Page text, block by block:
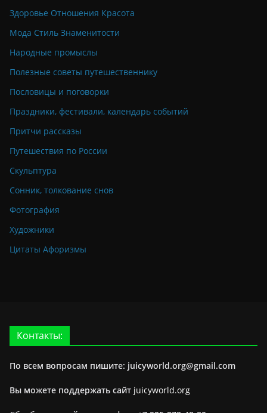
Здоровье Отношения Красота
Мода Стиль Знаменитости
Народные промыслы
Полезные советы путешественнику
Пословицы и поговорки
Праздники, фестивали, календарь событий
Притчи рассказы
Путешествия по России
Скульптура
Сонник, толкование снов
Фотография
Художники
Цитаты Афоризмы
Контакты:
По всем вопросам пишите: juicyworld.org@gmail.com
Вы можете поддержать сайт juicyworld.org